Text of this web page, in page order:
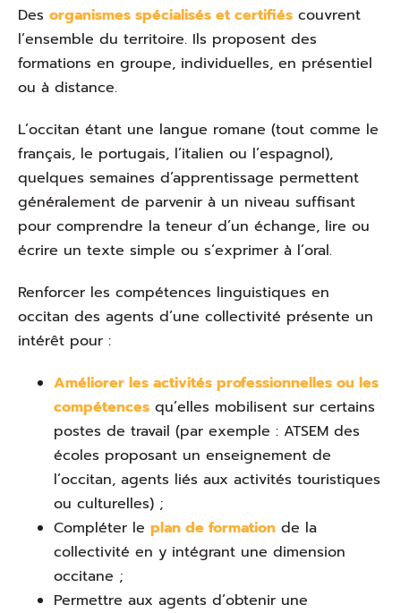
Des organismes spécialisés et certifiés couvrent
l’ensemble du territoire. Ils proposent des
formations en groupe, individuelles, en présentiel
ou à distance.
L’occitan étant une langue romane (tout comme le
français, le portugais, l’italien ou l’espagnol),
quelques semaines d’apprentissage permettent
généralement de parvenir à un niveau suffisant
pour comprendre la teneur d’un échange, lire ou
écrire un texte simple ou s’exprimer à l’oral.
Renforcer les compétences linguistiques en
occitan des agents d’une collectivité présente un
intérêt pour :
Améliorer les activités professionnelles ou les
compétences qu’elles mobilisent sur certains
postes de travail (par exemple : ATSEM des
écoles proposant un enseignement de
l’occitan, agents liés aux activités touristiques
ou culturelles) ;
Compléter le plan de formation de la
collectivité en y intégrant une dimension
occitane ;
Permettre aux agents d’obtenir une